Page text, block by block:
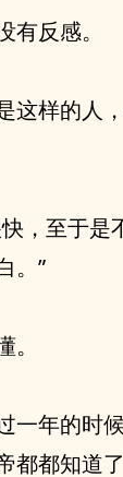
反感。
这样的人
，至于
。”
一年的时
都知道了